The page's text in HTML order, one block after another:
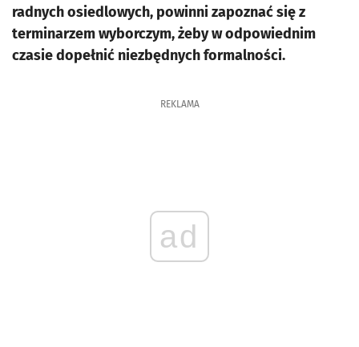
radnych osiedlowych, powinni zapoznać się z
terminarzem wyborczym, żeby w odpowiednim
czasie dopełnić niezbędnych formalności.
REKLAMA
ad